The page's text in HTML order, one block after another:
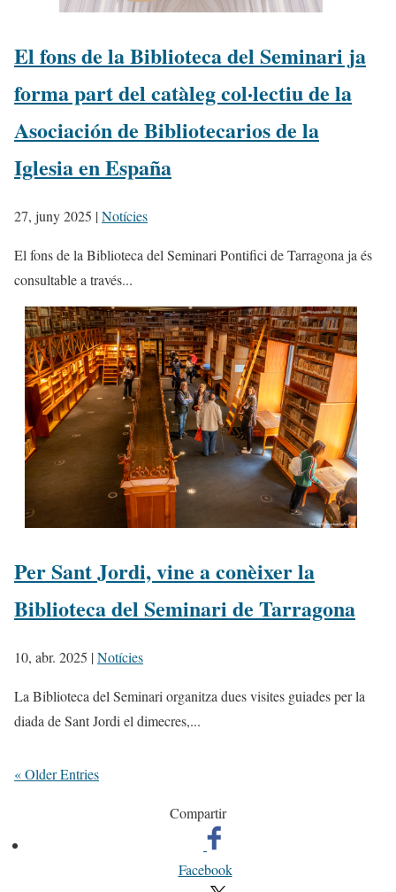
El fons de la Biblioteca del Seminari ja
forma part del catàleg col·lectiu de la
Asociación de Bibliotecarios de la
Iglesia en España
27, juny 2025 |Notícies
El fons de la Biblioteca del Seminari Pontifici de Tarragona ja és
consultable a través...
Per Sant Jordi, vine a conèixer la
Biblioteca del Seminari de Tarragona
10, abr. 2025 |Notícies
La Biblioteca del Seminari organitza dues visites guiades per la
diada de Sant Jordi el dimecres,...
« Older Entries
Compartir
Facebook